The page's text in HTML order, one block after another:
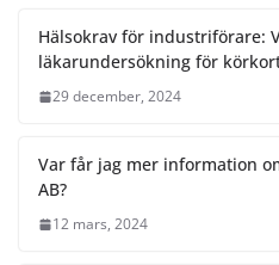
Hälsokrav för industriförare:
läkarundersökning för
29 december, 2024
Var får jag mer information
AB?
12 mars, 2024